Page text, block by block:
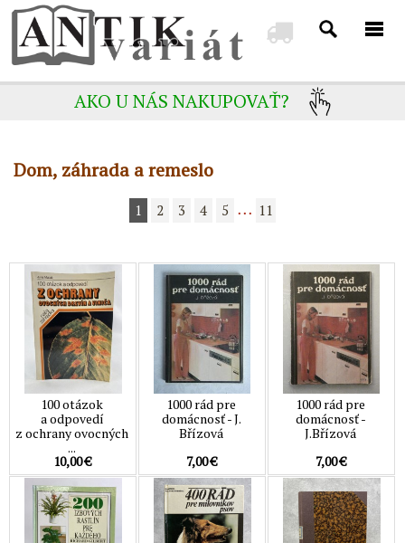
AKO U NÁS NAKUPOVAŤ?
Dom, záhrada a remeslo
1 2 3 4 5 • • • 11
100 otázok
a odpovedí
z ochrany ovocných
...
10,00 €
1000 rád pre
domácnosť - J.
Břízová
7,00 €
1000 rád pre
domácnosť -
J.Břízová
7,00 €